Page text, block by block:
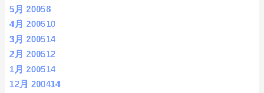
5月 20058
4月 200510
3月 200514
2月 200512
1月 200514
12月 200414